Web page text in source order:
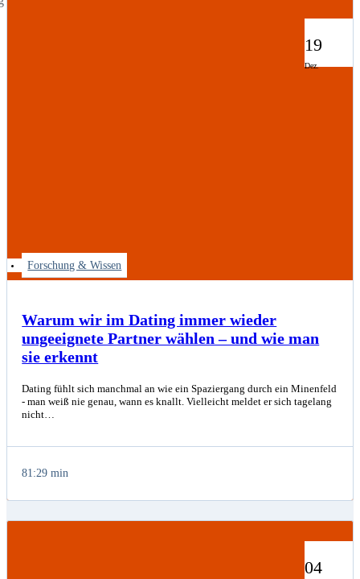
19
Dez.
Warum wir im Dating immer wieder
ungeeignete Partner wählen – und wie man
sie erkennt
Forschung & Wissen
Dating fühlt sich manchmal an wie ein Spaziergang durch ein Minenfeld
- man weiß nie genau, wann es knallt. Vielleicht meldet er sich tagelang
nicht…
81:29 min
04